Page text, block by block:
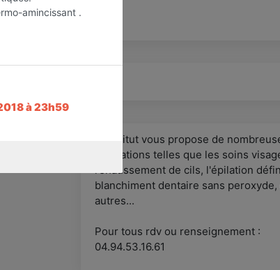
L’ institut vous propose de
prestations telles que les soins
rehaussement de cils, l'épilation
blanchiment dentaire sans
autres...
Pour tous rdv ou renseignement :
04.94.53.16.61
amincissant .
à 23h59